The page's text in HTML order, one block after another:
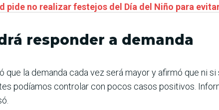
pide no realizar festejos del Día del Niño para
responder a demanda
que la demanda cada vez será mayor y afirmó que ni
podíamos controlar con pocos casos positivos.